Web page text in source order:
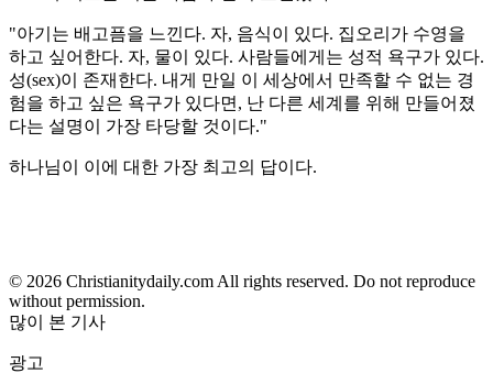
"아기는 배고픔을 느낀다. 자, 음식이 있다. 집오리가 수영을
하고 싶어한다. 자, 물이 있다. 사람들에게는 성적 욕구가 있다.
성(sex)이 존재한다. 내게 만일 이 세상에서 만족할 수 없는 경
험을 하고 싶은 욕구가 있다면, 난 다른 세계를 위해 만들어졌
다는 설명이 가장 타당할 것이다."
하나님이 이에 대한 가장 최고의 답이다.
© 2026 Christianitydaily.com All rights reserved. Do not reproduce
without permission.
많이 본 기사
광고